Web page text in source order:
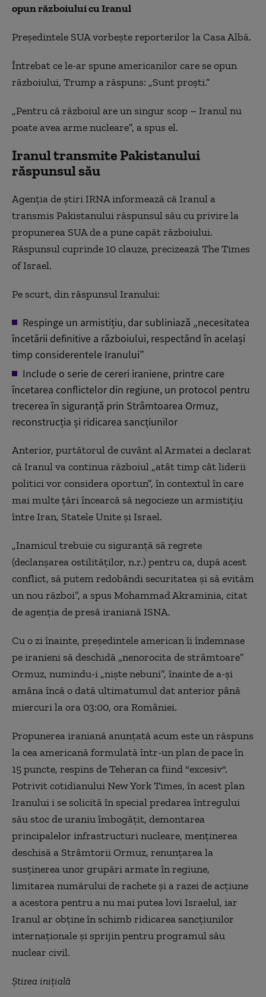
opun războiului cu Iranul
Președintele SUA vorbește reporterilor la Casa Albă.
Întrebat ce le-ar spune americanilor care se opun
războiului, Trump a răspuns: „Sunt proști.”
„Pentru că războiul are un singur scop – Iranul nu
poate avea arme nucleare”, a spus el.
Iranul transmite Pakistanului
răspunsul său
Agenția de știri IRNA informează că Iranul a
transmis Pakistanului răspunsul său cu privire la
propunerea SUA de a pune capăt războiului.
Răspunsul cuprinde 10 clauze, precizează The Times
of Israel.
Pe scurt, din răspunsul Iranului:
Respinge un armistițiu, dar subliniază „necesitatea
încetării definitive a războiului, respectând în același
timp considerentele Iranului”
Include o serie de cereri iraniene, printre care
încetarea conflictelor din regiune, un protocol pentru
trecerea în siguranță prin Strâmtoarea Ormuz,
reconstrucția și ridicarea sancțiunilor
Anterior, purtătorul de cuvânt al Armatei a declarat
că Iranul va continua războiul „atât timp cât liderii
politici vor considera oportun”, în contextul în care
mai multe ţări încearcă să negocieze un armistiţiu
între Iran, Statele Unite şi Israel.
„Inamicul trebuie cu siguranţă să regrete
(declanşarea ostilităţilor, n.r.) pentru ca, după acest
conflict, să putem redobândi securitatea şi să evităm
un nou război”, a spus Mohammad Akraminia, citat
de agenţia de presă iraniană ISNA.
Cu o zi înainte, preşedintele american îi îndemnase
pe iranieni să deschidă „nenorocita de strâmtoare”
Ormuz, numindu-i „nişte nebuni”, înainte de a-şi
amâna încă o dată ultimatumul dat anterior până
miercuri la ora 03:00, ora României.
Propunerea iraniană anunţată acum este un răspuns
la cea americană formulată într-un plan de pace în
15 puncte, respins de Teheran ca fiind "excesiv".
Potrivit cotidianului New York Times, în acest plan
Iranului i se solicită în special predarea întregului
său stoc de uraniu îmbogăţit, demontarea
principalelor infrastructuri nucleare, menţinerea
deschisă a Strâmtorii Ormuz, renunţarea la
susţinerea unor grupări armate în regiune,
limitarea numărului de rachete şi a razei de acţiune
a acestora pentru a nu mai putea lovi Israelul, iar
Iranul ar obţine în schimb ridicarea sancţiunilor
internaţionale şi sprijin pentru programul său
nuclear civil.
Știrea inițială